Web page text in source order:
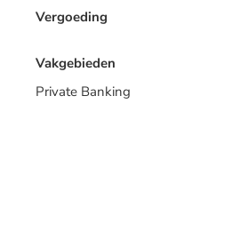
Vergoeding
Vakgebieden
Private Banking